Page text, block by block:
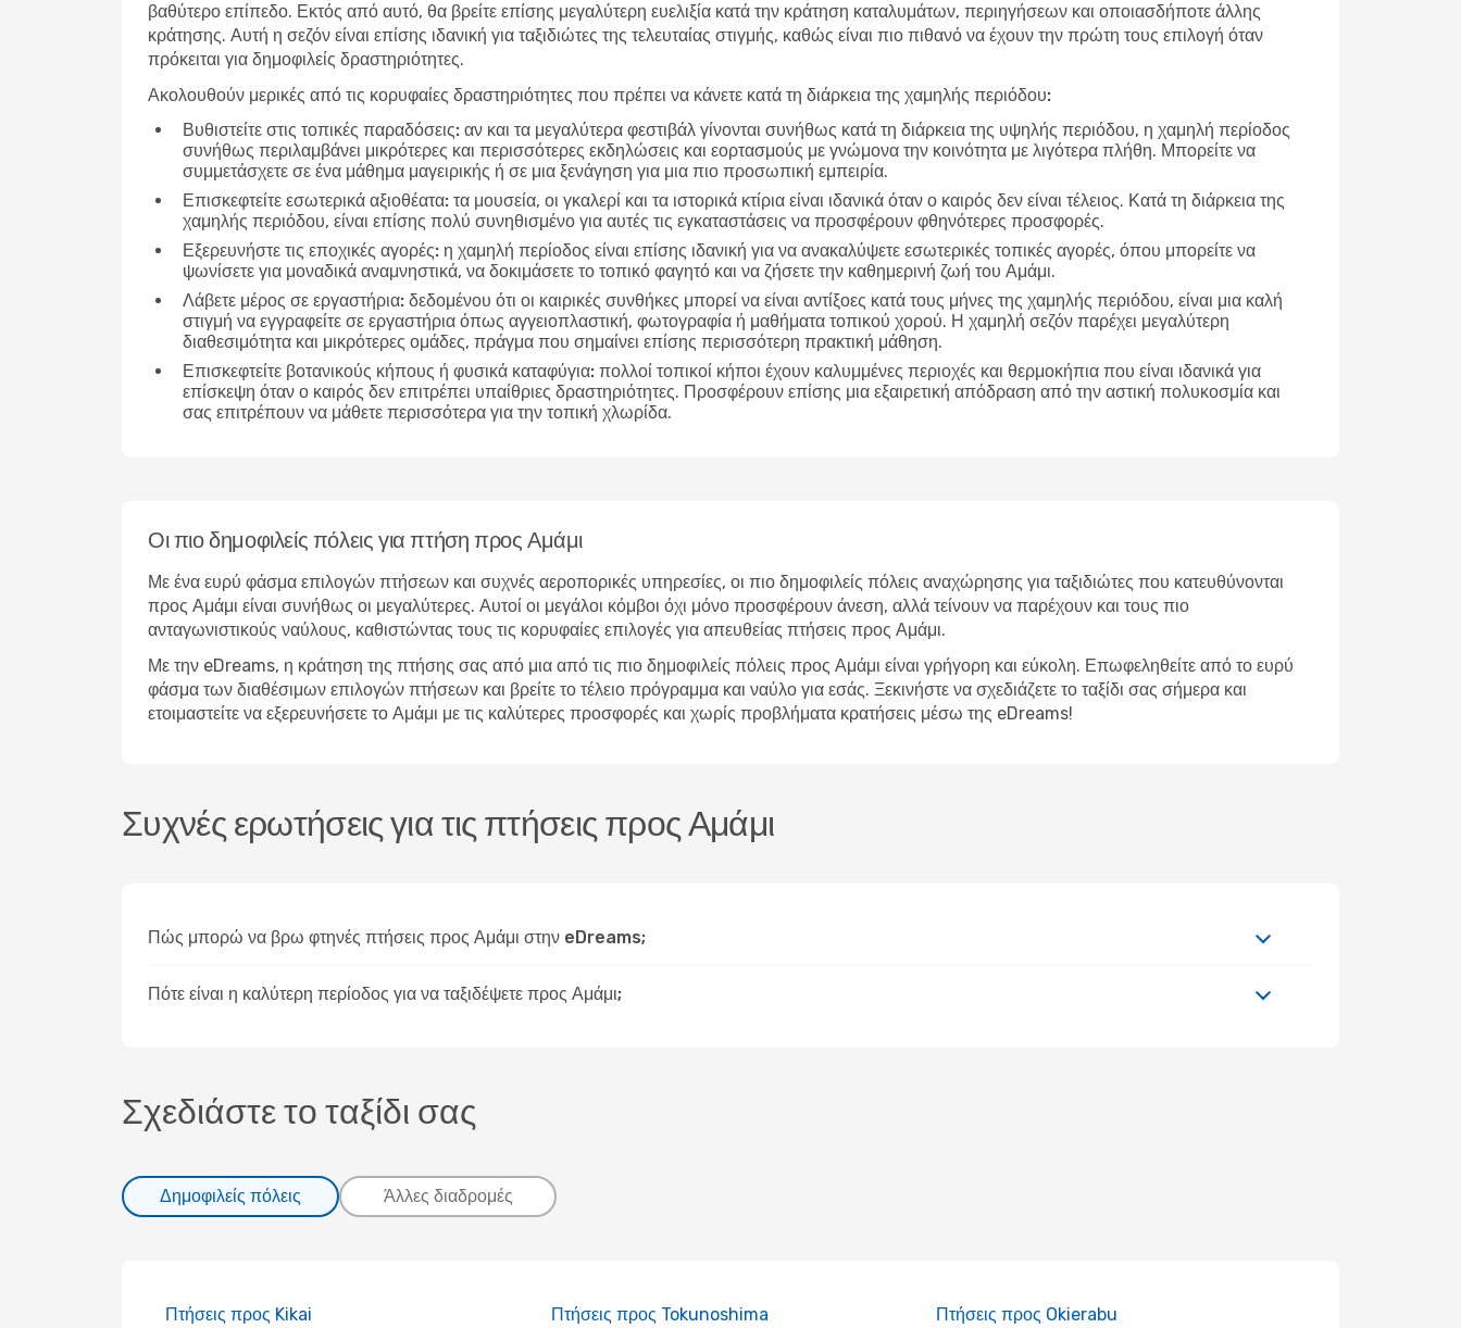
βαθύτερο επίπεδο. Εκτός από αυτό, θα βρείτε επίσης μεγαλύτερη ευελιξία κατά την κράτηση καταλυμάτων, περιηγήσεων και οποιασδήποτε άλλης
κράτησης. Αυτή η σεζόν είναι επίσης ιδανική για ταξιδιώτες της τελευταίας στιγμής, καθώς είναι πιο πιθανό να έχουν την πρώτη τους επιλογή όταν
πρόκειται για δημοφιλείς δραστηριότητες.
Ακολουθούν μερικές από τις κορυφαίες δραστηριότητες που πρέπει να κάνετε κατά τη διάρκεια της χαμηλής περιόδου:
Βυθιστείτε στις τοπικές παραδόσεις: αν και τα μεγαλύτερα φεστιβάλ γίνονται συνήθως κατά τη διάρκεια της υψηλής περιόδου, η χαμηλή περίοδος
συνήθως περιλαμβάνει μικρότερες και περισσότερες εκδηλώσεις και εορτασμούς με γνώμονα την κοινότητα με λιγότερα πλήθη. Μπορείτε να
συμμετάσχετε σε ένα μάθημα μαγειρικής ή σε μια ξενάγηση για μια πιο προσωπική εμπειρία.
Επισκεφτείτε εσωτερικά αξιοθέατα: τα μουσεία, οι γκαλερί και τα ιστορικά κτίρια είναι ιδανικά όταν ο καιρός δεν είναι τέλειος. Κατά τη διάρκεια της
χαμηλής περιόδου, είναι επίσης πολύ συνηθισμένο για αυτές τις εγκαταστάσεις να προσφέρουν φθηνότερες προσφορές.
Εξερευνήστε τις εποχικές αγορές: η χαμηλή περίοδος είναι επίσης ιδανική για να ανακαλύψετε εσωτερικές τοπικές αγορές, όπου μπορείτε να
ψωνίσετε για μοναδικά αναμνηστικά, να δοκιμάσετε το τοπικό φαγητό και να ζήσετε την καθημερινή ζωή του Αμάμι.
Λάβετε μέρος σε εργαστήρια: δεδομένου ότι οι καιρικές συνθήκες μπορεί να είναι αντίξοες κατά τους μήνες της χαμηλής περιόδου, είναι μια καλή
στιγμή να εγγραφείτε σε εργαστήρια όπως αγγειοπλαστική, φωτογραφία ή μαθήματα τοπικού χορού. Η χαμηλή σεζόν παρέχει μεγαλύτερη
διαθεσιμότητα και μικρότερες ομάδες, πράγμα που σημαίνει επίσης περισσότερη πρακτική μάθηση.
Επισκεφτείτε βοτανικούς κήπους ή φυσικά καταφύγια: πολλοί τοπικοί κήποι έχουν καλυμμένες περιοχές και θερμοκήπια που είναι ιδανικά για
επίσκεψη όταν ο καιρός δεν επιτρέπει υπαίθριες δραστηριότητες. Προσφέρουν επίσης μια εξαιρετική απόδραση από την αστική πολυκοσμία και
σας επιτρέπουν να μάθετε περισσότερα για την τοπική χλωρίδα.
Οι πιο δημοφιλείς πόλεις για πτήση προς Αμάμι
Με ένα ευρύ φάσμα επιλογών πτήσεων και συχνές αεροπορικές υπηρεσίες, οι πιο δημοφιλείς πόλεις αναχώρησης για ταξιδιώτες που κατευθύνονται
προς Αμάμι είναι συνήθως οι μεγαλύτερες. Αυτοί οι μεγάλοι κόμβοι όχι μόνο προσφέρουν άνεση, αλλά τείνουν να παρέχουν και τους πιο
ανταγωνιστικούς ναύλους, καθιστώντας τους τις κορυφαίες επιλογές για απευθείας πτήσεις προς Αμάμι.
Με την eDreams, η κράτηση της πτήσης σας από μια από τις πιο δημοφιλείς πόλεις προς Αμάμι είναι γρήγορη και εύκολη. Επωφεληθείτε από το ευρύ
φάσμα των διαθέσιμων επιλογών πτήσεων και βρείτε το τέλειο πρόγραμμα και ναύλο για εσάς. Ξεκινήστε να σχεδιάζετε το ταξίδι σας σήμερα και
ετοιμαστείτε να εξερευνήσετε το Αμάμι με τις καλύτερες προσφορές και χωρίς προβλήματα κρατήσεις μέσω της eDreams!
Συχνές ερωτήσεις για τις πτήσεις προς Αμάμι
Πώς μπορώ να βρω φτηνές πτήσεις προς Αμάμι στην eDreams;
Πότε είναι η καλύτερη περίοδος για να ταξιδέψετε προς Αμάμι;
Σχεδιάστε το ταξίδι σας
Δημοφιλείς πόλεις Άλλες διαδρομές
Πτήσεις προς Kikai Πτήσεις προς Tokunoshima Πτήσεις προς Okierabu